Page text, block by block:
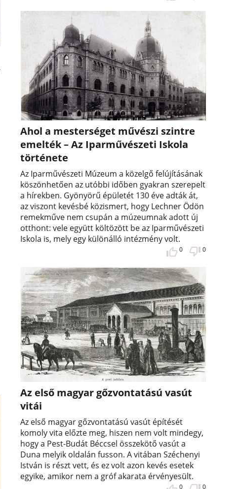
Ahol a mesterséget művészi szintre
emelték – Az Iparművészeti Iskola
története
Az Iparművészeti Múzeum a közelgő felújításának
köszönhetően az utóbbi időben gyakran szerepelt
a hírekben. Gyönyörű épületét 130 éve adták át,
az viszont kevésbé közismert, hogy Lechner Ödön
remekműve nem csupán a múzeumnak adott új
otthont: vele együtt költözött be az Iparművészeti
Iskola is, mely egy különálló intézmény volt.
0 0
Az első magyar gőzvontatású vasút
vitái
Az első magyar gőzvontatású vasút építését
komoly vita előzte meg, hiszen nem volt mindegy,
hogy a Pest-Budát Béccsel összekötő vasút a
Duna melyik oldalán fusson. A vitában Széchenyi
István is részt vett, és ez volt azon kevés esetek
egyike, amikor nem a gróf akarata érvényesült.
0 0